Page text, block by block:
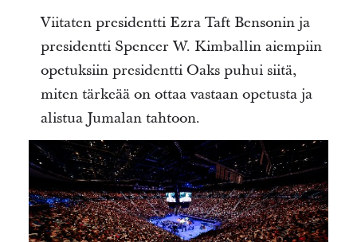
Viitaten presidentti Ezra Taft Bensonin ja
presidentti Spencer W. Kimballin aiempiin
opetuksiin presidentti Oaks puhui siitä,
miten tärkeää on ottaa vastaan opetusta ja
alistua Jumalan tahtoon.